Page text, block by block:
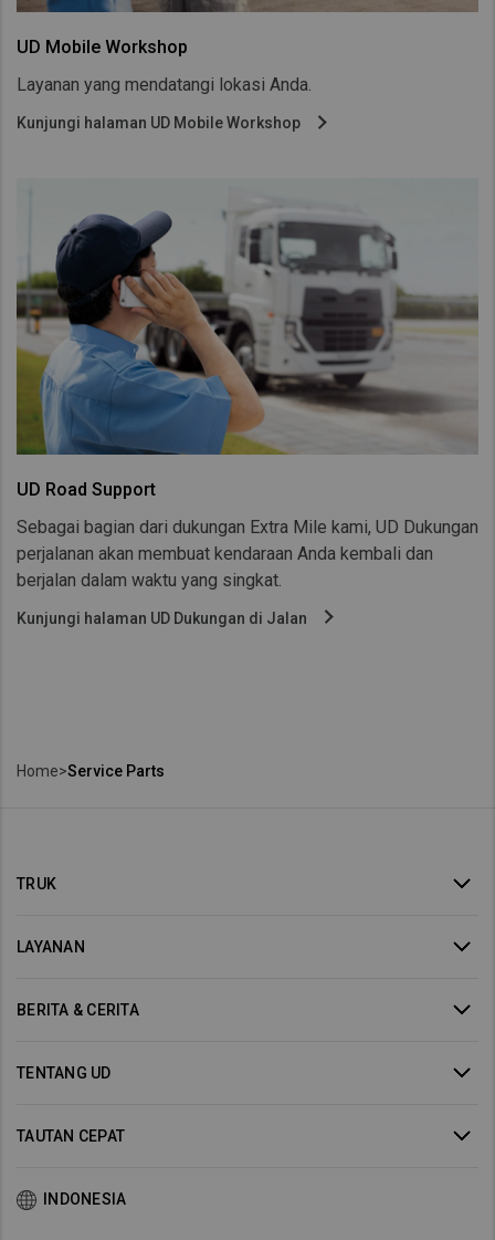
UD Mobile Workshop
Layanan yang mendatangi lokasi Anda.
Kunjungi halaman UD Mobile Workshop
UD Road Support
Sebagai bagian dari dukungan Extra Mile kami, UD Dukungan
perjalanan akan membuat kendaraan Anda kembali dan
berjalan dalam waktu yang singkat.
Kunjungi halaman UD Dukungan di Jalan
Home>Service Parts
TRUK
LAYANAN
BERITA & CERITA
TENTANG UD
TAUTAN CEPAT
INDONESIA